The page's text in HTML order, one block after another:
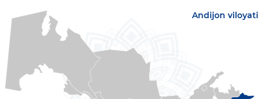
Andijon viloyati